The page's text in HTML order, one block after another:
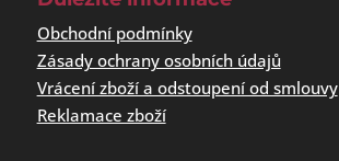
Obchodní podmínky
Zásady ochrany osobních údajů
Vrácení zboží a odstoupení od smlouvy
Reklamace zboží